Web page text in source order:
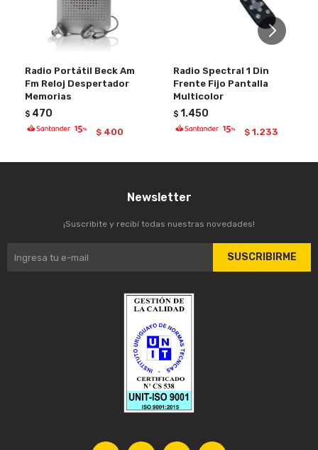
Radio Portátil Beck Am
Fm Reloj Despertador
Memorias
$ 470
$ 400
Radio Spectral 1 Din
Frente Fijo Pantalla
Multicolor
$ 1.450
$ 1.233
Newsletter
¡Suscribite y recibí todas nuestras novedades!
SUSCRIBIRME